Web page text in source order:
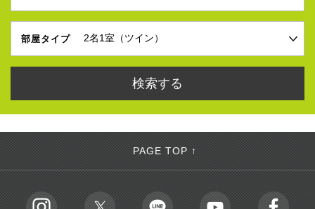
部屋タイプ
PAGE TOP ↑